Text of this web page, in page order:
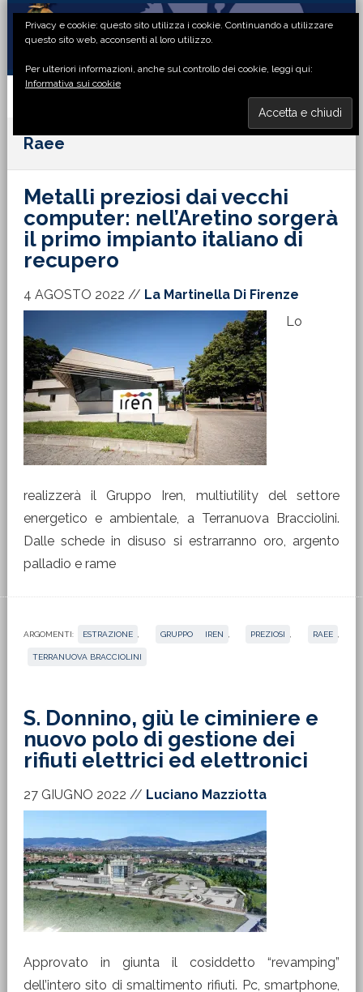
Passa
primaria
Passa
principale
Passa
laterale
Passa
di
Raee
Metalli preziosi dai vecchi
computer: nell’Aretino sorgerà
il primo impianto italiano di
recupero
4 AGOSTO 2022 // La Martinella Di Firenze
Lo
realizzerà il Gruppo Iren, multiutility del settore
energetico e ambientale, a Terranuova Bracciolini.
Dalle schede in disuso si estrarranno oro, argento
palladio e rame
ARGOMENTI: ESTRAZIONE GRUPPO IREN PREZIOSI RAEE
TERRANUOVA BRACCIOLINI
S. Donnino, giù le ciminiere e
nuovo polo di gestione dei
rifiuti elettrici ed elettronici
27 GIUGNO 2022 // Luciano Mazziotta
Approvato in giunta il cosiddetto “revamping”
dell’intero sito di smaltimento rifiuti. Pc, smartphone,
Privacy e cookie: questo sito utilizza i cookie. Continuando a utilizzare
questo sito web, acconsenti al loro utilizzo.
Per ulteriori informazioni, anche sul controllo dei cookie, leggi qui:
Informativa sui cookie